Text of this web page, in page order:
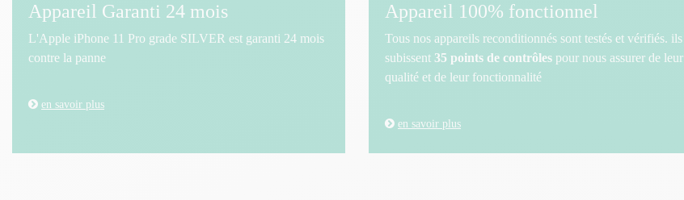
Appareil Garanti 24 mois
L'Apple iPhone 11 Pro grade SILVER est garanti 24 mois
contre la panne
en savoir plus
Appareil 100% fonctionnel
Tous nos appareils reconditionnés sont testés et vérifiés. ils
subissent 35 points de contrôles pour nous assurer de leur
qualité et de leur fonctionnalité
en savoir plus